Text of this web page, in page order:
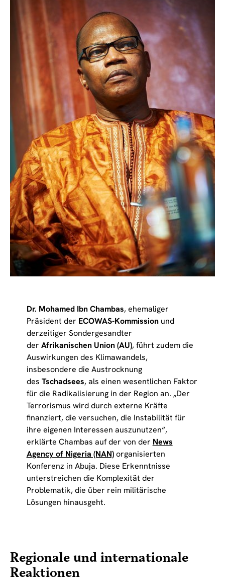
Dr. Mohamed Ibn Chambas, ehemaliger
Präsident der ECOWAS-Kommissionund
derzeitiger Sondergesandter
der Afrikanischen Union (AU), führt zudem die
Auswirkungen des Klimawandels,
insbesondere die Austrocknung
des Tschadsees, als einen wesentlichen Faktor
für die Radikalisierung in der Region an. „Der
Terrorismus wird durch externe Kräfte
finanziert, die versuchen, die Instabilität für
ihre eigenen Interessen auszunutzen“,
erklärte Chambas auf der von der News
Agency of Nigeria (NAN)organisierten
Konferenz in Abuja. Diese Erkenntnisse
unterstreichen die Komplexität der
Problematik, die über rein militärische
Lösungen hinausgeht.
Regionale und internationale
Reaktionen